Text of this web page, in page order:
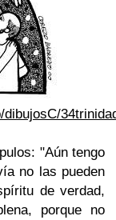
"Aún tengo
no las pueden
de verdad,
porque no